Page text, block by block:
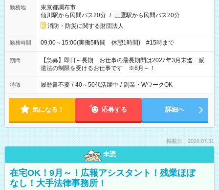
勤務地
東京都調布市
仙川駅から民間バス20分 / 三鷹駅から民間バス20分
消防・防災に関する財団法人
勤務時間 09:00～15:00(実働5時間 休憩1時間) #15時まで
期間
【急募】即日～長期 お仕事の最長期間は2027年3月末迄 派
遣法の制限を受けるお仕事です ※8月～！
特徴 履歴書不要 / 40～50代活躍中 / 副業・WワークOK
気になる！ 応募する 詳細へ
掲載日：2026.07.31
未読
在宅OK！9月～！広報アシスタント！残業ほぼ
なし！大手法律事務所！